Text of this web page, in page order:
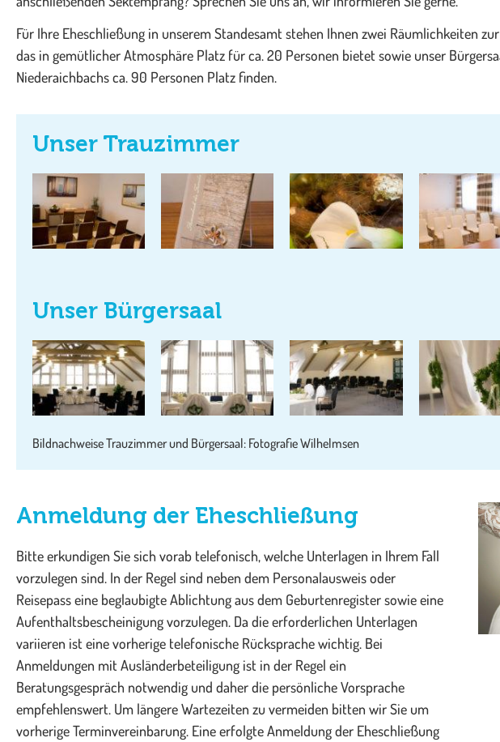
Für Ihre Eheschließung in unserem Standesamt stehen Ihnen zwei Räumlichkeiten
das in gemütlicher Atmosphäre Platz für ca. 20 Personen bietet sowie unser
Niederaichbachs ca. 90 Personen Platz finden.
Unser Trauzimmer
Unser Bürgersaal
Bildnachweise Trauzimmer und Bürgersaal: Fotografie Wilhelmsen
Anmeldung der Eheschließung
Bitte erkundigen Sie sich vorab telefonisch, welche Unterlagen in Ihrem Fall
vorzulegen sind. In der Regel sind neben dem Personalausweis oder
Reisepass eine beglaubigte Ablichtung aus dem Geburtenregister sowie eine
Aufenthaltsbescheinigung vorzulegen. Da die erforderlichen Unterlagen
variieren ist eine vorherige telefonische Rücksprache wichtig. Bei
Anmeldungen mit Ausländerbeteiligung ist in der Regel ein
Beratungsgespräch notwendig und daher die persönliche Vorsprache
empfehlenswert. Um längere Wartezeiten zu vermeiden bitten wir Sie um
vorherige Terminvereinbarung. Eine erfolgte Anmeldung der Eheschließung